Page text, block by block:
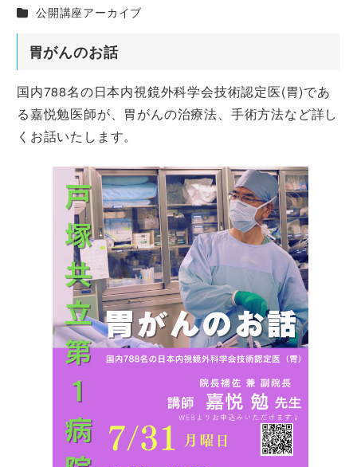
カテゴリー
公開講座アーカイブ
胃がんのお話
国内788名の日本内視鏡外科学会技術認定医(胃)であ
る嘉悦勉医師が、胃がんの治療法、手術方法など詳し
くお話いたします。